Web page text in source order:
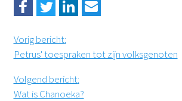
Vorig bericht:
Petrus' toespraken tot zijn volksgenoten
Volgend bericht:
Wat is Chanoeka?